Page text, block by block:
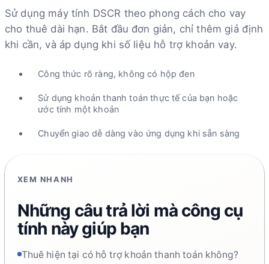
Sử dụng máy tính DSCR theo phong cách cho vay
cho thuê dài hạn. Bắt đầu đơn giản, chỉ thêm giả định
khi cần, và áp dụng khi số liệu hỗ trợ khoản vay.
Công thức rõ ràng, không có hộp đen
Sử dụng khoản thanh toán thực tế của bạn hoặc
ước tính một khoản
Chuyển giao dễ dàng vào ứng dụng khi sẵn sàng
XEM NHANH
Những câu trả lời mà công cụ
tính này giúp bạn
Thuê hiện tại có hỗ trợ khoản thanh toán không?